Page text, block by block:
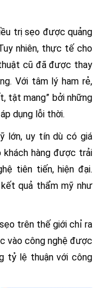
trị sẹo được quảng
nhiên, thực tế cho
cũ đã được thay
Với tâm lý ham rẻ,
tật mang” bởi những
dụng lỗi thời.
lớn, uy tín dù có giá
khách hàng được trải
tiên tiến, hiện đại.
quả thẩm mỹ như
trên thế giới chỉ ra
vào công nghệ được
tỷ lệ thuận với công